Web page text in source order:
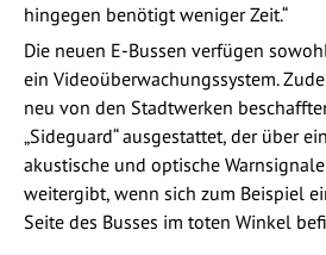
hingegen benötigt weniger Zeit.“
Die neuen E-Bussen verfügen
ein Videoüberwachungssystem.
neu von den Stadtwerken
„Sideguard“ ausgestattet, der über
akustische und optische
weitergibt, wenn sich zum Beispiel
Seite des Busses im toten Winkel